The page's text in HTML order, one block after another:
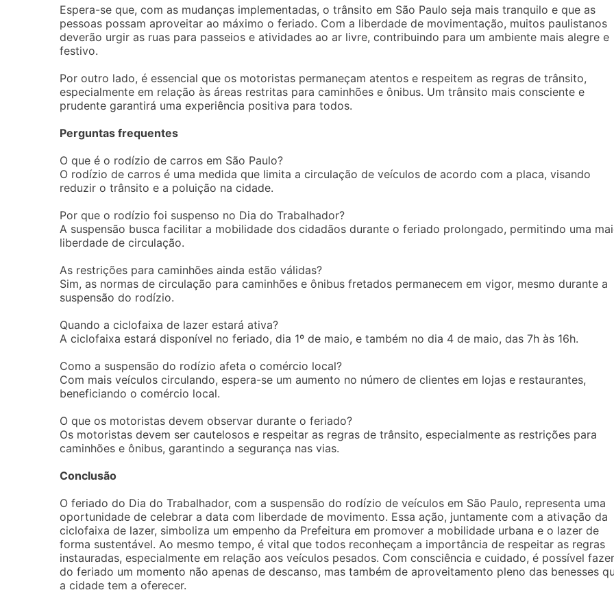
Espera-se que, com as mudanças implementadas, o trânsito em São Paulo seja mais tranquilo e que as
pessoas possam aproveitar ao máximo o feriado. Com a liberdade de movimentação, muitos paulistanos
deverão urgir as ruas para passeios e atividades ao ar livre, contribuindo para um ambiente mais alegre e
festivo.
Por outro lado, é essencial que os motoristas permaneçam atentos e respeitem as regras de trânsito,
especialmente em relação às áreas restritas para caminhões e ônibus. Um trânsito mais consciente e
prudente garantirá uma experiência positiva para todos.
Perguntas frequentes
O que é o rodízio de carros em São Paulo?
O rodízio de carros é uma medida que limita a circulação de veículos de acordo com a placa, visando
reduzir o trânsito e a poluição na cidade.
Por que o rodízio foi suspenso no Dia do Trabalhador?
A suspensão busca facilitar a mobilidade dos cidadãos durante o feriado prolongado, permitindo uma
liberdade de circulação.
As restrições para caminhões ainda estão válidas?
Sim, as normas de circulação para caminhões e ônibus fretados permanecem em vigor, mesmo durante a
suspensão do rodízio.
Quando a ciclofaixa de lazer estará ativa?
A ciclofaixa estará disponível no feriado, dia 1º de maio, e também no dia 4 de maio, das 7h às 16h.
Como a suspensão do rodízio afeta o comércio local?
Com mais veículos circulando, espera-se um aumento no número de clientes em lojas e restaurantes,
beneficiando o comércio local.
O que os motoristas devem observar durante o feriado?
Os motoristas devem ser cautelosos e respeitar as regras de trânsito, especialmente as restrições para
caminhões e ônibus, garantindo a segurança nas vias.
Conclusão
O feriado do Dia do Trabalhador, com a suspensão do rodízio de veículos em São Paulo, representa uma
oportunidade de celebrar a data com liberdade de movimento. Essa ação, juntamente com a ativação da
ciclofaixa de lazer, simboliza um empenho da Prefeitura em promover a mobilidade urbana e o lazer de
forma sustentável. Ao mesmo tempo, é vital que todos reconheçam a importância de respeitar as regras
instauradas, especialmente em relação aos veículos pesados. Com consciência e cuidado, é possível fazer
do feriado um momento não apenas de descanso, mas também de aproveitamento pleno das benesses
a cidade tem a oferecer.